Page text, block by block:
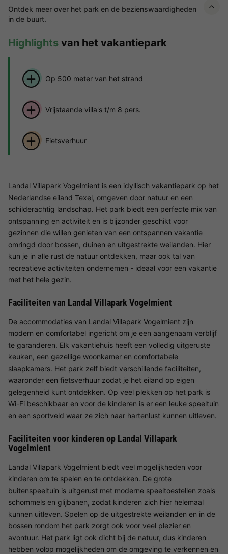
Ontdek meer over het park en de bezienswaardigheden
in de buurt.
Highlights van het vakantiepark
Op 500 meter van het strand
Vrijstaande villa's t/m 8 pers.
Fietsverhuur
Landal Villapark Vogelmient is een idyllisch vakantiepark op het
Nederlandse eiland Texel, omgeven door natuur en een
schilderachtig landschap. Het park biedt een perfecte mix van
ontspanning en activiteit en is bijzonder geschikt voor
gezinnen die willen genieten van een ontspannen vakantie
omringd door bossen, duinen en uitgestrekte weilanden. Hier
kun je in alle rust de natuur ontdekken, maar ook tal van
recreatieve activiteiten ondernemen - ideaal voor een vakantie
met het hele gezin.
Faciliteiten van Landal Villapark Vogelmient
De accommodaties van Landal Villapark Vogelmient zijn
modern en comfortabel ingericht om je een aangenaam verblijf
te garanderen. Elk vakantiehuis heeft een volledig uitgeruste
keuken, een gezellige woonkamer en comfortabele
slaapkamers. Het park zelf biedt verschillende faciliteiten,
waaronder een fietsverhuur zodat je het eiland op eigen
gelegenheid kunt ontdekken. Op veel plekken op het park is
Wi-Fi beschikbaar en voor de kinderen is er een leuke speeltuin
en een sportveld waar ze zich naar hartenlust kunnen uitleven.
Faciliteiten voor kinderen op Landal Villapark
Vogelmient
Landal Villapark Vogelmient biedt veel mogelijkheden voor
kinderen om te spelen en te ontdekken. De grote
buitenspeeltuin is uitgerust met moderne speeltoestellen zoals
schommels en glijbanen, zodat kinderen zich hier helemaal
kunnen uitleven. Spelen op de uitgestrekte weilanden en in de
bossen rondom het park zorgt ook voor veel plezier en
avontuur. Het park ligt ook dicht bij de natuur, dus kinderen
hebben volop mogelijkheden om de omgeving te verkennen en